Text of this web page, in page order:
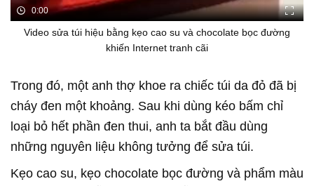
0:00
Video sửa túi hiệu bằng kẹo cao su và chocolate bọc đường
khiến Internet tranh cãi
Trong đó, một anh thợ khoe ra chiếc túi da đỏ đã bị
cháy đen một khoảng. Sau khi dùng kéo bấm chỉ
loại bỏ hết phần đen thui, anh ta bắt đầu dùng
những nguyên liệu không tưởng để sửa túi.
Kẹo cao su, kẹo chocolate bọc đường và phẩm màu